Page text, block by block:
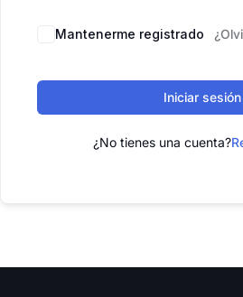
Mantenerme registrado
Iniciar sesión
¿No tienes una cuenta?